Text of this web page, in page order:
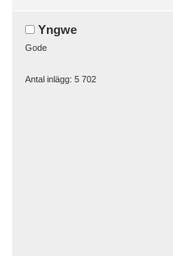
Yngwe
Gode
Antal inlägg: 5 702